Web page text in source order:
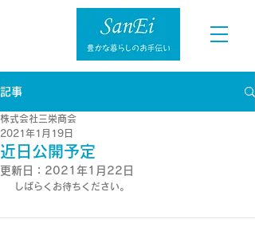
記事
近日公開予定
株式会社三栄商会
2021年1月19日
更新日： 2021年1月22日
しばらくお待ちください。